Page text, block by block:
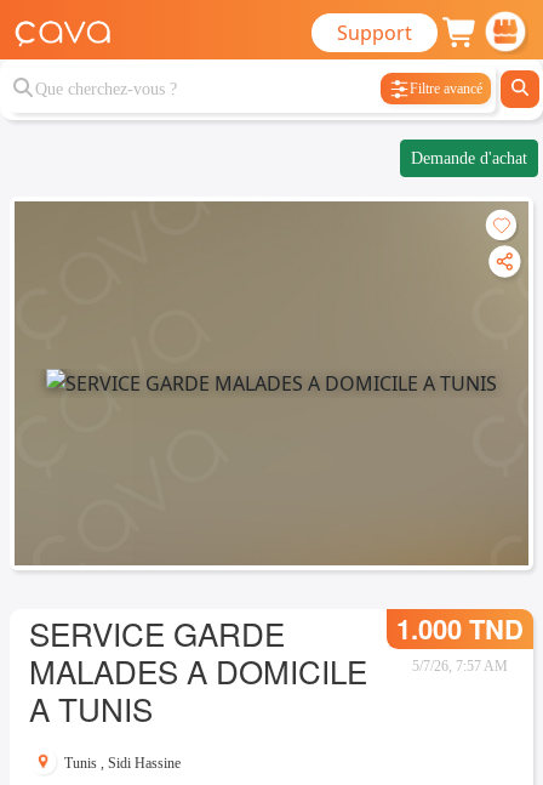
Support
Filtre avancé
Demande d'achat
SERVICE GARDE
MALADES A DOMICILE
A TUNIS
1.000 TND
5/7/26, 7:57 AM
Tunis , Sidi Hassine